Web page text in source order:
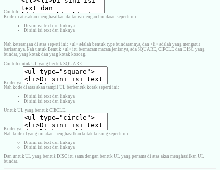
Contoh:
Kode di atas akan menghasilkan daftar isi dengan bundaran seperti ini:
Di sini isi text dan linknya
Di sini isi text dan linknya
Nah keterangan di atas seperti ini: <ul> adalah bentuk type bundarannya, dan <li> adalah yang mengatur
barisannya. Nah untuk Bentuk <ul> itu bermacam macam jenisnya, ada SQUARE, CIRCLE dan DISC. yang
bundar, yang kotak dan yang kotak kosong.
Contoh untuk UL yang bentuk SQUARE.
Kodenya:
Nah kode di atas akan tampil UL berbentuk kotak seperti ini:
Di sini isi text dan linknya
Di sini isi text dan linknya
Untuk UL yang bentuk CIRCLE.
Kodenya:
Nah kode ul yang ini akan menghasilkan kotak kosong seperti ini:
Di sini isi text dan linknya
Di sini isi text dan linknya
Dan untuk UL yang bentuk DISC itu sama dengan bentuk UL yang pertama di atas akan menghasilkan UL
bundar.